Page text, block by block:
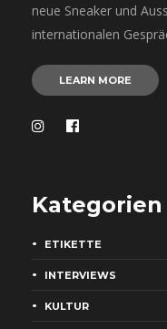
neue Sneaker und
internationalen
LEARN MORE
Kategorien
ETIKETTE
INTERVIEWS
KULTUR